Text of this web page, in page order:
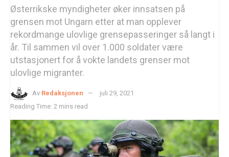
Østerrikske myndigheter øker innsatsen på
grensen mot Ungarn etter at man opplever
rekordmange ulovlige grensepasseringer så langt i
år. Til sammen vil over 1.000 soldater være
utstasjonert for å vokte landets grenser mot
ulovlige migranter.
Av Redaksjonen
juli 29, 2021
Reading Time: 2 mins read